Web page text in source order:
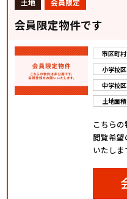
土地 会員限定
会員限定物件です
市区町村
小学校区
中学校区
土地面積
こちらの
閲覧希
いたしま